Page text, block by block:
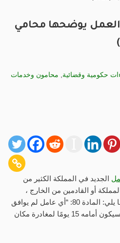
نظام العمل يوضحها محامي
حكومية وقضائية, محامون وخدمات
الجديد في المملكة الكثير من
أو القادمين من الخارج ،
وإليكم شرح. ينص النص على ما يلي: المادة 80: “أي عامل لم يوافق
على قرار اتخذه صاحب العمل سيكون أمامه 15 يومًا لمغادرة مكان